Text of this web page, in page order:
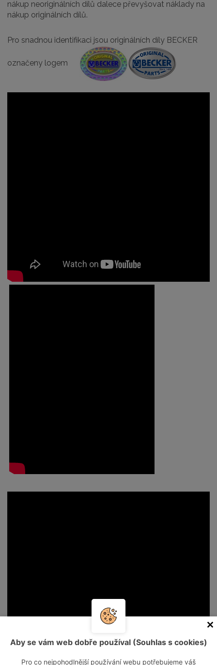
nákup neoriginálních dílů dalece převyšovat náklady na
nákup originálních dílů.
Pro snadnou identifikaci jsou originálních díly BECKER
označeny logem
Aby se vám web dobře používal (Souhlas s cookies)
Pro co nejpohodlnější používání webu potřebujeme váš